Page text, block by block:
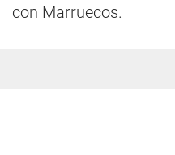
con Marruecos.